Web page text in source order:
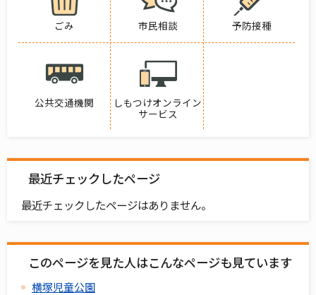
ごみ 市民相談 予防接種
公共交通機関
しもつけオンライン
サービス
最近チェックしたページ
最近チェックしたページはありません。
このページを見た人はこんなページも見ています
横塚児童公園